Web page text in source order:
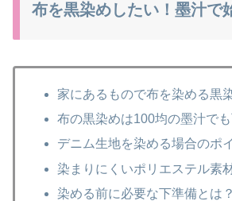
布を黒染めしたい！墨汁で
家にあるもので布を染める黒
布の黒染めは100均の墨汁でも
デニム生地を染める場合のポ
染まりにくいポリエステル素
染める前に必要な下準備とは？